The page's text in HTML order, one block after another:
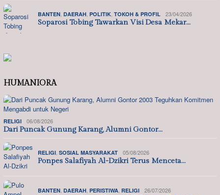
BANTEN DAERAH POLITIK TOKOH & PROFIL 23/04/2026
Soparosi Tobing Tawarkan Visi Desa Mekar…
HUMANIORA
RELIGI 06/08/2026
Dari Puncak Gunung Karang, Alumni Gontor…
RELIGI SOSIAL MASYARAKAT 05/08/2026
Ponpes Salafiyah Al-Dzikri Terus Menceta…
BANTEN DAERAH PERISTIWA RELIGI 26/07/2026